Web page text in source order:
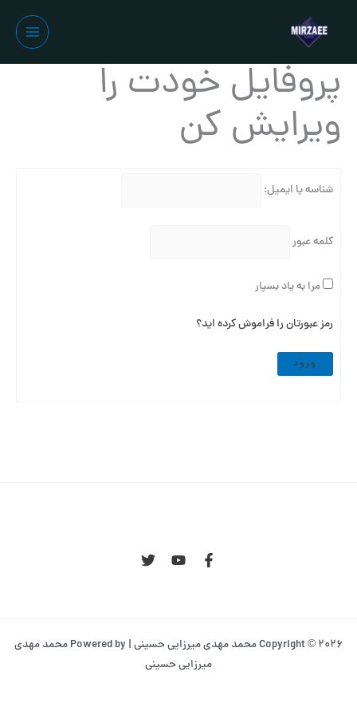
پروفایل خودت را
ویرایش کن
شناسه یا ایمیل:
کلمه عبور
مرا به یاد بسپار
رمز عبورتان را فراموش کرده اید؟
Copyright © 2026 محمد مهدی میرزایی حسینی | Powered by محمد مهدی
میرزایی حسینی